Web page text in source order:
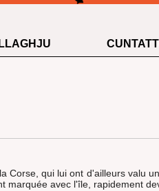
qui lui ont d'ailleurs valu
avec l'île, rapidement